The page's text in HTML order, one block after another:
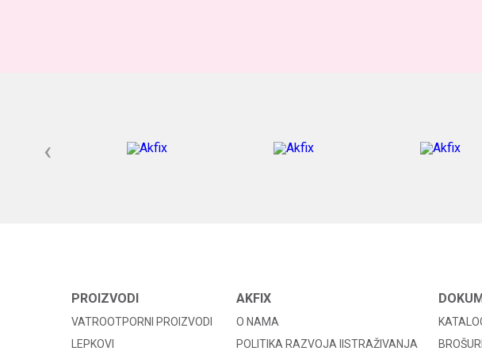
‹
PROIZVODI
VATROOTPORNI PROIZVODI
LEPKOVI
AKFIX
O NAMA
POLITIKA RAZVOJA IISTRAŽIVANJA